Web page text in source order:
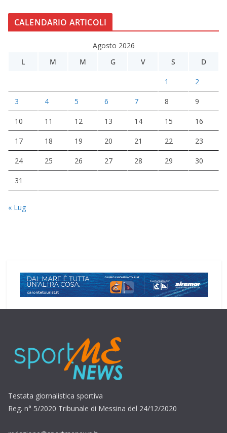
CALENDARIO ARTICOLI
Agosto 2026
L
M M G V S D
1 2
3 4 5 6 7 8 9
10 11 12 13 14 15 16
17 18 19 20 21 22 23
24 25 26 27 28 29 30
31
« Lug
Testata giornalistica sportiva
Reg. n° 5/2020 Tribunale di Messina del 24/12/2020